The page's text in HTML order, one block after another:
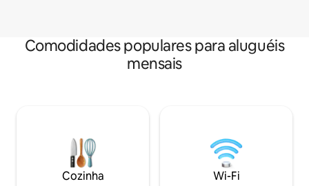
Comodidades populares para aluguéis
mensais
Cozinha Wi-Fi